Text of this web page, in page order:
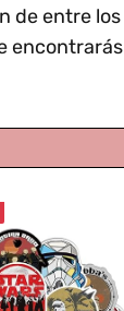
de entre los
encontrarás